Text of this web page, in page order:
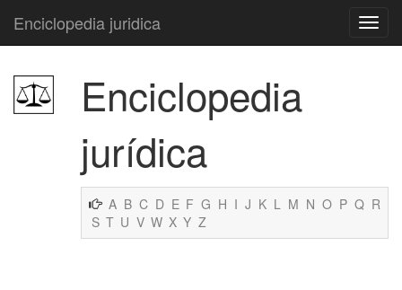
Enciclopedia juridica
Enciclopedia
jurídica
A B C D E F G H I J K L M N O P Q R
S T U V W X Y Z